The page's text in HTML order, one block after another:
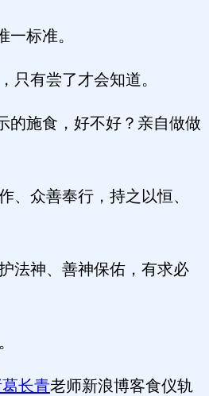
一标准。
只有尝了才会知道。
的施食，好不好？亲自做做
、众善奉行，持之以恒、
法神、善神保佑，有求必
长青老师新浪博客食仪轨